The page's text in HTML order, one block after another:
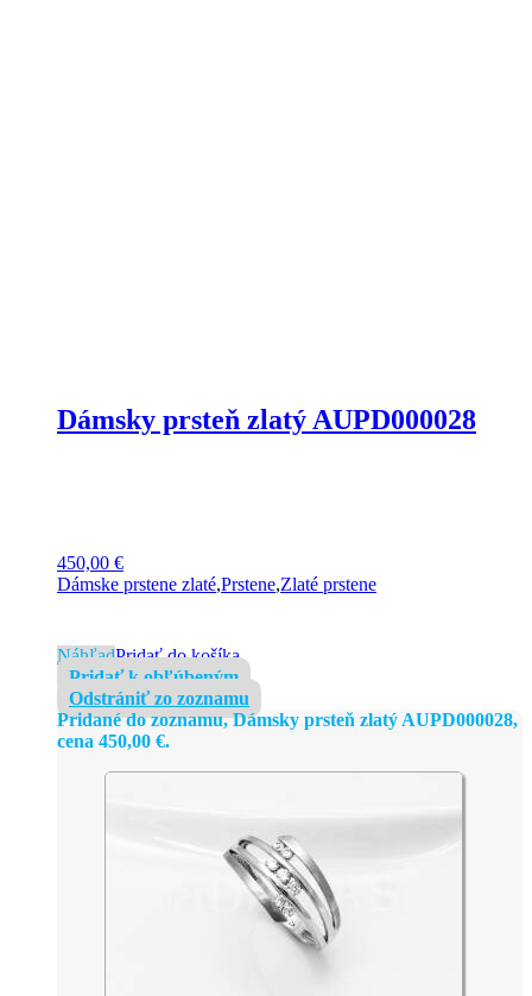
Dámsky prsteň zlatý AUPD000028
450,00 €
Dámske prstene zlaté,Prstene,Zlaté prstene
NáhľadPridať do košíka
Pridať k obľúbeným
Odstrániť zo zoznamu
Pridané do zoznamu, Dámsky prsteň zlatý AUPD000028,
cena 450,00 €.